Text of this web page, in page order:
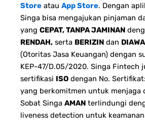
Store atau App Store. Dengan
Singa bisa mengajukan pinjaman
yang CEPAT, TANPA JAMINAN
RENDAH, serta BERIZIN dan
(Otoritas Jasa Keuangan) dengan
KEP-47/D.05/2020. Singa Fintech
sertifikasi ISO dengan No.
yang berkomitmen untuk menjaga
Sobat Singa AMAN terlindungi
liveness detection untuk